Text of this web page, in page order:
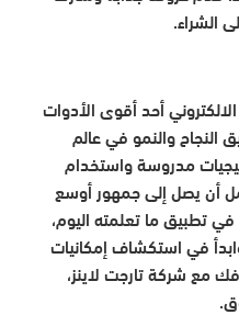
الشراء.
أحد أقوى الأدوات
النجاح والنمو في عالم
مدروسة واستخدام
أن يصل إلى جمهور أوسع
في تطبيق ما تعلمته اليوم،
في استكشاف إمكانيات
مع شركة تارجت لاينز،